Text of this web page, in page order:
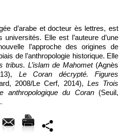
d’arabe et docteur ès lettres, est
Elle est l’auteure d’une
l’approche des origines de
de l’anthropologie historique. Elle
tribus. L’islam de Mahomet(Agnès
Le Coran décrypté. Figures
2008/Le Cerf, 2014), Les Trois
anthropologique du Coran (Seuil,